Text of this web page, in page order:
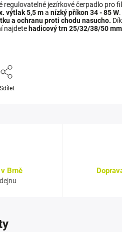
regulovatelné jezírkové čerpadlo pro
výtlak 5,5 manízký příkon 34 - 85 W
a ochranu proti chodu nasucho.
najdete hadicový trn 25/32/38/50
Sdílet
Brně